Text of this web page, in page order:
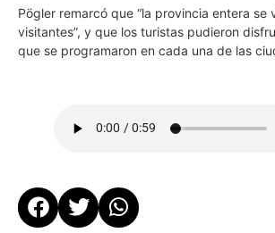
Pögler remarcó que “la provincia entera se
visitantes”, y que los turistas pudieron
que se programaron en cada una de las